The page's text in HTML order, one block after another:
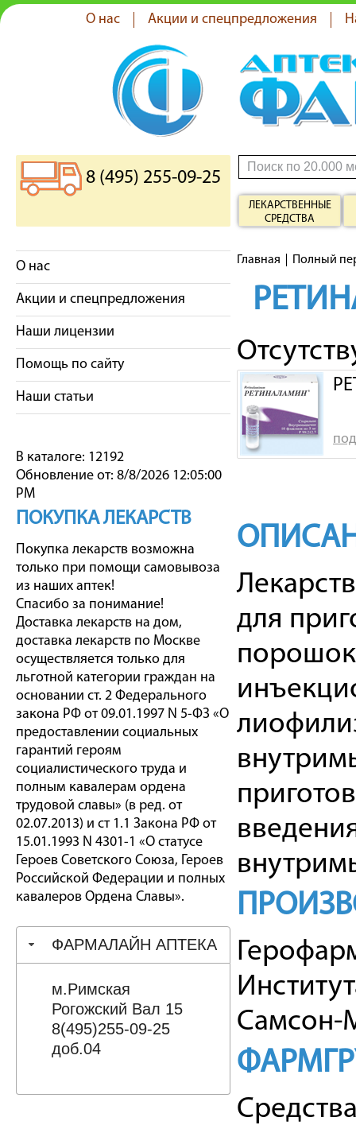
О нас Акции и спецпредложения
8 (495) 255-09-25
ЛЕКАРСТВЕННЫЕ
СРЕДСТВА
О нас
Акции и спецпредложения
Наши лицензии
Помощь по сайту
Наши статьи
В каталоге: 12192
Обновление от: 8/8/2026 12:05:00
PM
ПОКУПКА ЛЕКАРСТВ
Покупка лекарств возможна
только при помощи самовывоза
из наших аптек!
Спасибо за понимание!
Доставка лекарств на дом,
доставка лекарств по Москве
осуществляется только для
льготной категории граждан на
основании ст. 2 Федерального
закона РФ от 09.01.1997 N 5-ФЗ «О
предоставлении социальных
гарантий героям
социалистического труда и
полным кавалерам ордена
трудовой славы» (в ред. от
02.07.2013) и ст 1.1 Закона РФ от
15.01.1993 N 4301-1 «О статусе
Героев Советского Союза, Героев
Российской Федерации и полных
кавалеров Ордена Славы».
ФАРМАЛАЙН АПТЕКА
м.Римская
Рогожский Вал 15
8(495)255-09-25
доб.04
Главная Полный
для
Самсон-